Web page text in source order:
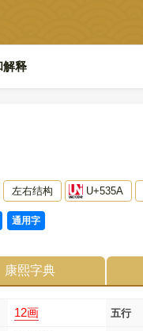
解释
左右结构 U+535A
通用字
康熙字典
12画 五行